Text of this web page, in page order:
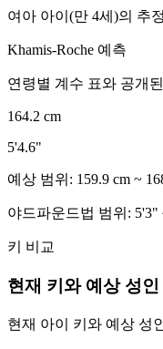
여아 아이(만 4세)의 추
Khamis-Roche 예측
연령별 계수 표와 공개
164.2 cm
5'4.6"
예상 범위: 159.9 cm ~
야드파운드법 범위: 5'3"
키 비교
현재 키와 예상 성
현재 아이 키와 예상 성